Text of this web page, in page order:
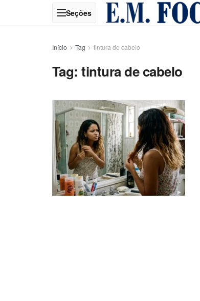
Início Tag tintura de cabelo
Tag:tintura de cabelo